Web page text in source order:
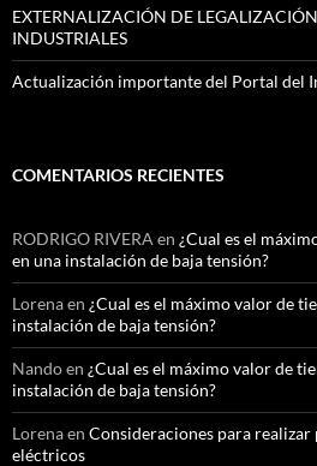
EXTERNALIZACIÓN DE
INDUSTRIALES
Actualización importante del Portal del
COMENTARIOS RECIENTES
RODRIGO RIVERA en ¿Cual es el
en una instalación de baja tensión?
Lorenaen ¿Cual es el máximo valor de
instalación de baja tensión?
Nandoen ¿Cual es el máximo valor de
instalación de baja tensión?
Lorenaen Consideraciones para realizar
eléctricos